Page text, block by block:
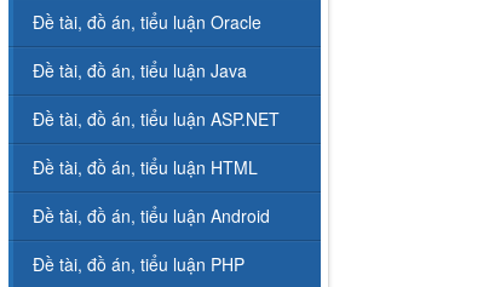
Đề tài, đồ án, tiểu luận Oracle
Đề tài, đồ án, tiểu luận Java
Đề tài, đồ án, tiểu luận ASP.NET
Đề tài, đồ án, tiểu luận HTML
Đề tài, đồ án, tiểu luận Android
Đề tài, đồ án, tiểu luận PHP